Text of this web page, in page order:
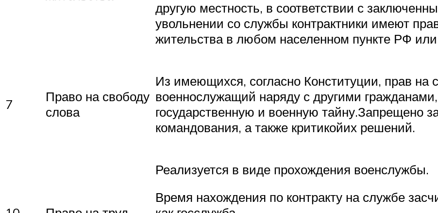
другую местность, в соответствии с
увольнении со службы контрактники имеют
жительства в любом населенном пункте РФ или
7
Право на свободу
слова
Из имеющихся, согласно Конституции, прав на
военнослужащий наряду с другими
государственную и военную тайну.Запрещено
командования, а также критикойих решений.
Реализуется в виде прохождения военслужбы.
Время нахождения по контракту на службе